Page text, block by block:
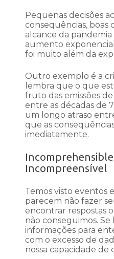
Pequenas decisões
consequências, boas
alcance da pandemia
aumento
foi muito além da
Outro exemplo é a
lembra que o que
fruto das emissões
entre as décadas de
um longo atraso
que as
imediatamente.
Incompreensível
Temos visto eventos
parecem não fazer
encontrar respostas
não conseguimos. Se
informações para
com o excesso de
nossa capacidade de